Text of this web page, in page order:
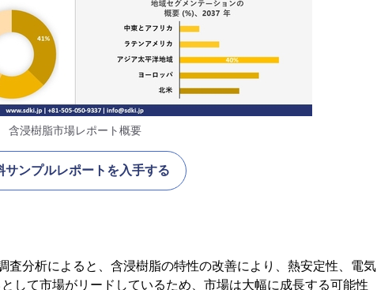
含浸樹脂市場レポート概要
サンプルレポートを入手する
査分析によると、含浸樹脂の特性の改善により、熱安定性、電気
して市場がリードしているため、市場は大幅に成長する可能性